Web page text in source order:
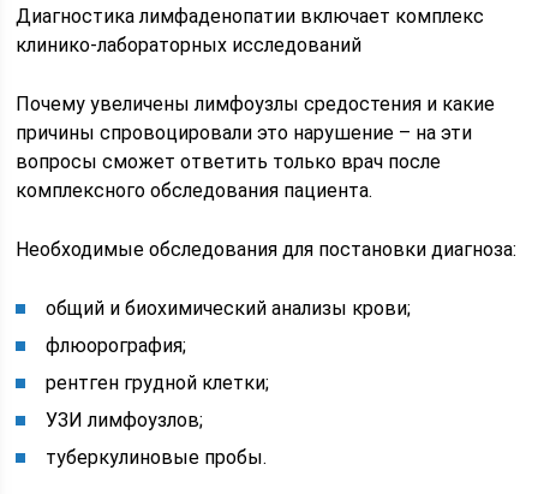
Диагностика лимфаденопатии включает комплекс
клинико-лабораторных исследований
Почему увеличены лимфоузлы средостения и какие
причины спровоцировали это нарушение – на эти
вопросы сможет ответить только врач после
комплексного обследования пациента.
Необходимые обследования для постановки диагноза:
общий и биохимический анализы крови;
флюорография;
рентген грудной клетки;
УЗИ лимфоузлов;
туберкулиновые пробы.